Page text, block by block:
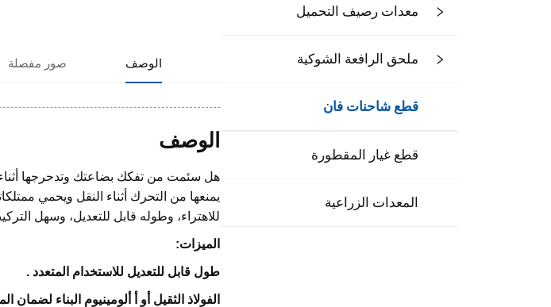
معدات رصيف التحميل
ملحق الرافعة الشوكية
قطع شاحنات فان
قطع غيار المقطورة
المعدات الزراعية
الوصف صور مفصلة
الوصف
هل سئمت من تفكك بضاعتك وتدحرجها أثناء
يمنعها من التحرك أثناء النقل ويحمي
للاهتراء، وطوله قابل للتعديل، وسهل
الميزات:
طول قابل للتعديل للاستخدام المتعدد .
الفولاذ الثقيل أو أ ألومينيوم البناء لضمان